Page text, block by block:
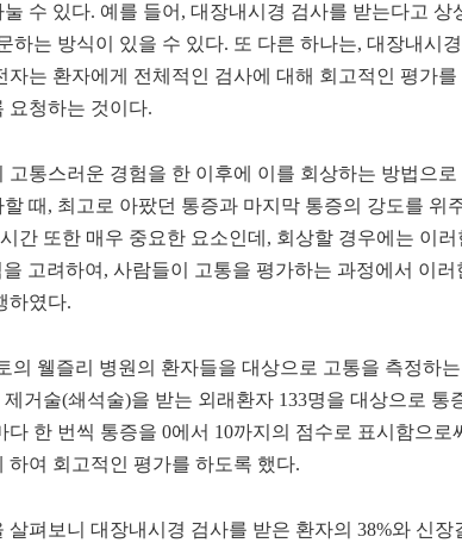
수 있다. 예를 들어 , 대장내시경 검사를 받는다고 상
하는 방식이 있을 수 있다. 또 다른 하나는, 대장내시
자는 환자에게 전체적인 검사에 대해 회고적인 평가
요청하는 것이다.
고통스러운 경험을 한 이후에 이를 회상하는 방법으
때 , 최고로 아팠던 통증과 마지막 통증의 강도를 위
간 또한 매우 중요한 요소인데 , 회상할 경우에는 이
고려하여 , 사람들이 고통을 평가하는 과정에서 이
하였다.
의 웰즐리 병원의 환자들을 대상으로 고통을 측정하
제거술(쇄석술)을 받는 외래환자 133명을 대상으로 통
다 한 번씩 통증을 0에서 10까지의 점수로 표시함으로
여 회고적인 평가를 하도록 했다.
펴보니 대장내시경 검사를 받은 환자의 38%와 신장